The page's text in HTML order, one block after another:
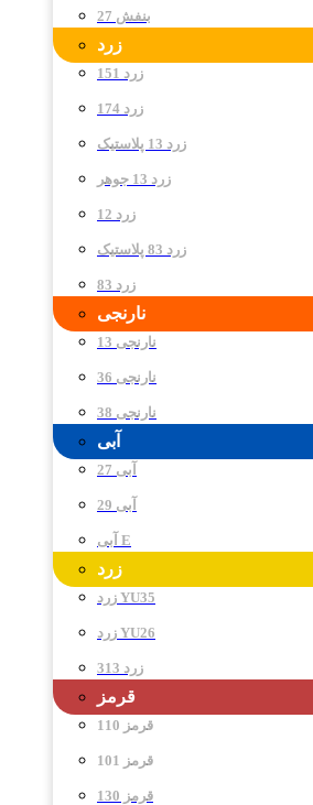
بنفش 27
زرد
زرد 151
زرد 174
زرد 13 پلاستیک
زرد 13 جوهر
زرد 12
زرد 83 پلاستیک
زرد 83
نارنجی
نارنجی 13
نارنجی 36
نارنجی 38
آبی
آبی 27
آبی 29
آبی E
زرد
زرد YU35
زرد YU26
زرد 313
قرمز
قرمز 110
قرمز 101
قرمز 130